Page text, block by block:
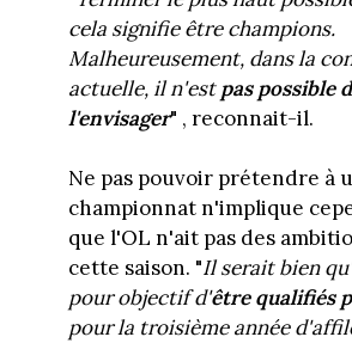
cela signifie être champions.
Malheureusement, dans la
actuelle, il n'estpas possible
l'envisager" , reconnait-il.
Ne pas pouvoir prétendre à
championnat n'implique
que l'OL n'ait pas des
cette saison. "Il serait bien
pour objectif d'être qualifiés
pour la troisième année